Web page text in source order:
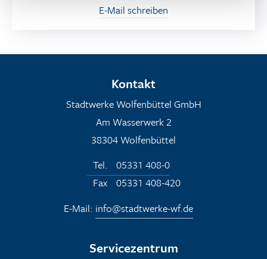
durch den Wiederaufruf des Cookie-Layers ändern.
E-Mail schreiben
Kontakt
Stadtwerke Wolfenbüttel GmbH
Am Wasserwerk 2
38304 Wolfenbüttel
Tel.
05331 408-0
Fax 05331 408-420
E-Mail: info@stadtwerke-wf.de
Servicezentrum